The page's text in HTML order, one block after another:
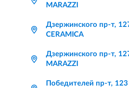
MARAZZI
Дзержинского пр-т,
CERAMICA
Дзержинского пр-т,
MARAZZI
Победителей пр-т, 123